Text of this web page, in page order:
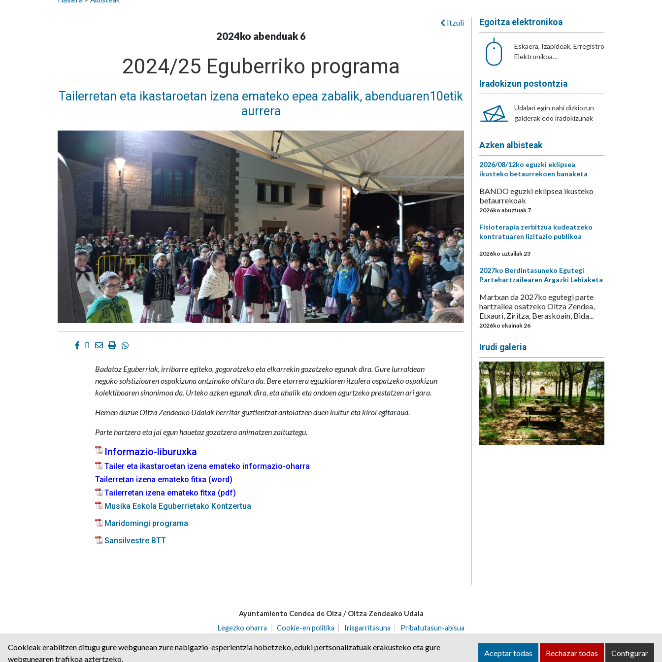
Itzuli
2024ko abenduak 6
2024/25 Eguberriko programa
Tailerretan eta ikastaroetan izena emateko epea zabalik, abenduaren10etik
aurrera
Facebook
Twitter
EmailImprimirWhatsapp
Badatoz Eguberriak, irribarre egiteko, gogoratzeko eta elkarrekin gozatzeko egunak dira. Gure lurraldean
neguko solstizioaren ospakizuna antzinako ohitura da. Bere etorrera eguzkiaren itzulera ospatzeko ospakizun
kolektiboaren sinonimoa da. Urteko azken egunak dira, eta ahalik eta ondoen agurtzeko prestatzen ari gara.
Hemen duzue Oltza Zendeako Udalak herritar guztientzat antolatzen duen kultur eta kirol egitaraua.
Parte hartzera eta jai egun hauetaz gozatzera animatzen zaituztegu.
Informazio-liburuxka
Tailer eta ikastaroetan izena emateko informazio-oharra
Tailerretan izena emateko fitxa (word)
Tailerretan izena emateko fitxa (pdf)
Musika Eskola Eguberrietako Kontzertua
Maridomingi programa
Sansilvestre BTT
Egoitza elektronikoa
Eskaera, Izapideak, Erregistro
Elektronikoa…
Iradokizun postontzia
Udalari egin nahi dizkiozun
galderak edo iradokizunak
Azken albisteak
2026/08/12ko eguzki eklipsea
ikusteko betaurrekoen banaketa
BANDO eguzki eklipsea ikusteko
betaurrekoak
2026ko abuztuak 7
Fisioterapia zerbitzua kudeatzeko
kontratuaren lizitazio publikoa
2026ko uztailak 23
2027ko Berdintasuneko Egutegi
Partehartzailearen Argazki Lehiaketa
Martxan da 2027ko egutegi parte
hartzailea osatzeko Oltza Zendea,
Etxauri, Ziritza, Beraskoain, Bida...
2026ko ekainak 26
Irudi galeria
Aurrekoa Hurrengoa
Ayuntamiento Cendea de Olza / Oltza Zendeako Udala
Legezko oharra
Cookie-en politika Irisgarritasuna
Pribatutasun-abisua
cendea@ayuntamientoolza.com
Cookieak erabiltzen ditugu gure webgunean zure nabigazio-esperientzia hobetzeko, eduki pertsonalizatuak erakusteko eta gure
webgunearen trafikoa aztertzeko.
Aceptar todas Rechazar todas Configurar